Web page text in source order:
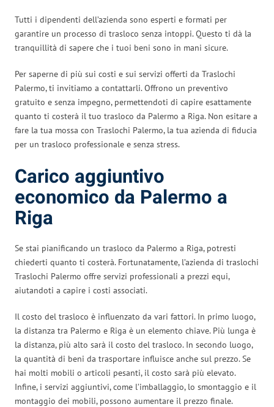
Tutti i dipendenti dell’azienda sono esperti e formati per
garantire un processo di trasloco senza intoppi. Questo ti dà la
tranquillità di sapere che i tuoi beni sono in mani sicure.
Per saperne di più sui costi e sui servizi offerti da Traslochi
Palermo, ti invitiamo a contattarli. Offrono un preventivo
gratuito e senza impegno, permettendoti di capire esattamente
quanto ti costerà il tuo trasloco da Palermo a Riga. Non esitare a
fare la tua mossa con Traslochi Palermo, la tua azienda di fiducia
per un trasloco professionale e senza stress.
Carico aggiuntivo
economico da Palermo a
Riga
Se stai pianificando un trasloco da Palermo a Riga, potresti
chiederti quanto ti costerà. Fortunatamente, l’azienda di traslochi
Traslochi Palermo offre servizi professionali a prezzi equi,
aiutandoti a capire i costi associati.
Il costo del trasloco è influenzato da vari fattori. In primo luogo,
la distanza tra Palermo e Riga è un elemento chiave. Più lunga è
la distanza, più alto sarà il costo del trasloco. In secondo luogo,
la quantità di beni da trasportare influisce anche sul prezzo. Se
hai molti mobili o articoli pesanti, il costo sarà più elevato.
Infine, i servizi aggiuntivi, come l’imballaggio, lo smontaggio e il
montaggio dei mobili, possono aumentare il prezzo finale.